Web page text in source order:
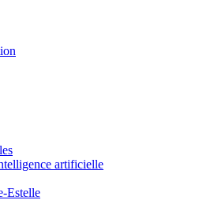
artificielle
Estelle